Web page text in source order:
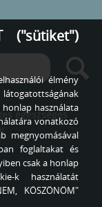
egészséges
("sütiket")
élmény
használata
vonatkozó
megnyomásával
foglaltakat és
csak a honlap
k használatát
KÖSZÖNÖM"